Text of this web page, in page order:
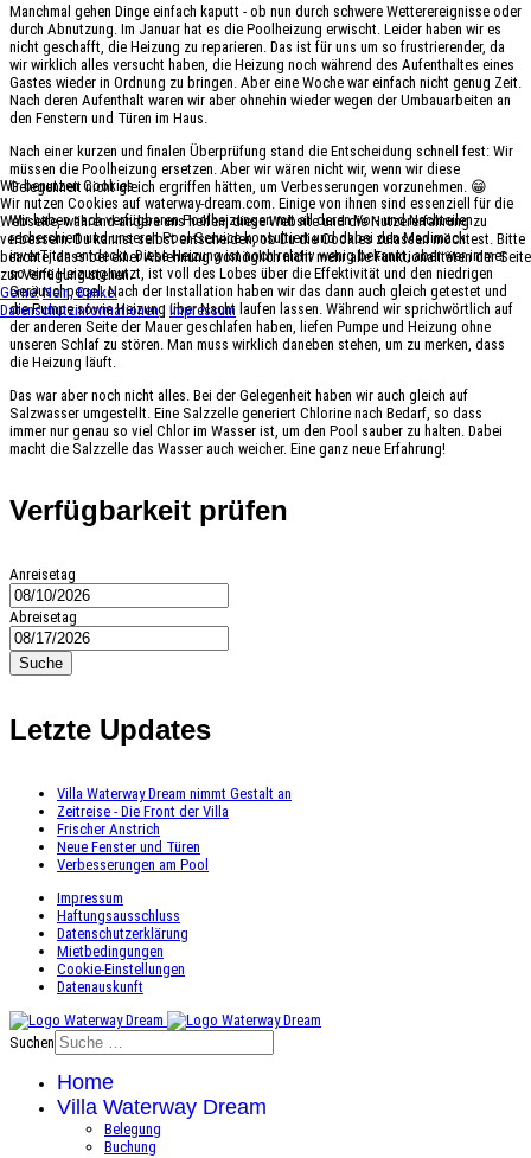
Manchmal gehen Dinge einfach kaputt - ob nun durch schwere Wetterereignisse oder
durch Abnutzung. Im Januar hat es die Poolheizung erwischt. Leider haben wir es
nicht geschafft, die Heizung zu reparieren. Das ist für uns um so frustrierender, da
wir wirklich alles versucht haben, die Heizung noch während des Aufenthaltes eines
Gastes wieder in Ordnung zu bringen. Aber eine Woche war einfach nicht genug Zeit.
Nach deren Aufenthalt waren wir aber ohnehin wieder wegen der Umbauarbeiten an
den Fenstern und Türen im Haus.
Nach einer kurzen und finalen Überprüfung stand die Entscheidung schnell fest: Wir
müssen die Poolheizung ersetzen. Aber wir wären nicht wir, wenn wir diese
Gelegenheit nicht gleich ergriffen hätten, um Verbesserungen vorzunehmen. 😁
Wir haben nach verfügbaren Poolheizungen mit all deren Vor- und Nachteilen
recherchiert und unseren Pool-Service konsultiert und dabei den Madimack
inverTitan entdeckt. Diese Heizung ist noch relativ wenig bekannt, aber wer immer
so eine Heizung nutzt, ist voll des Lobes über die Effektivität und den niedrigen
Geräuschpegel. Nach der Installation haben wir das dann auch gleich getestet und
die Pumpe sowie Heizung über Nacht laufen lassen. Während wir sprichwörtlich auf
der anderen Seite der Mauer geschlafen haben, liefen Pumpe und Heizung ohne
unseren Schlaf zu stören. Man muss wirklich daneben stehen, um zu merken, dass
die Heizung läuft.
Das war aber noch nicht alles. Bei der Gelegenheit haben wir auch gleich auf
Salzwasser umgestellt. Eine Salzzelle generiert Chlorine nach Bedarf, so dass
immer nur genau so viel Chlor im Wasser ist, um den Pool sauber zu halten. Dabei
macht die Salzzelle das Wasser auch weicher. Eine ganz neue Erfahrung!
Verfügbarkeit prüfen
Anreisetag
Abreisetag
Suche
Letzte Updates
Villa Waterway Dream nimmt Gestalt an
Zeitreise - Die Front der Villa
Frischer Anstrich
Neue Fenster und Türen
Verbesserungen am Pool
Impressum
Haftungsausschluss
Datenschutzerklärung
Mietbedingungen
Cookie-Einstellungen
Datenauskunft
Suchen
Home
Villa Waterway Dream
Belegung
Buchung
Wir benutzen Cookies
Wir nutzen Cookies auf waterway-dream.com. Einige von ihnen sind essenziell für die
Webseite, während andere uns helfen, diese Website und die Nutzererfahrung zu
verbessern. Du kannst selbst entscheiden, ob Du die Cookies zulassen möchtest. Bitte
beachte, dass bei einer Ablehnung womöglich nicht mehr alle Funktionalitäten der Seite
zur Verfügung stehen.
Gerne! Nein, Danke!
Datenschutzinformationen| Impressum